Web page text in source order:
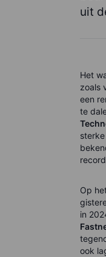
uit
Het
zoals
een
te
Op
in
ook